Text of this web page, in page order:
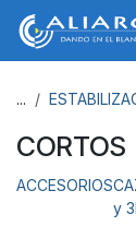
Ir al contenido
...
CORTOS
ACCESORIOS
y